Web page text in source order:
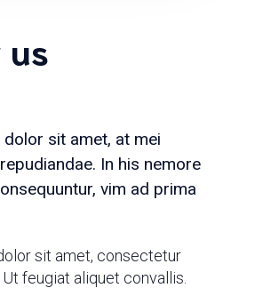
us
sit amet, at mei
In his nemore
vim ad prima
sit amet, consectetur
feugiat aliquet convallis.